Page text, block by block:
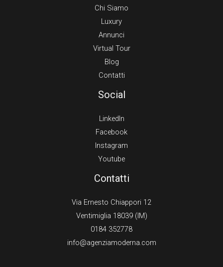
Chi Siamo
Luxury
Annunci
Virtual Tour
Blog
Contatti
Social
LinkedIn
Facebook
Instagram
Youtube
Contatti
Via Ernesto Chiappori 12
Ventimiglia 18039 (IM)
0184 352778
info@agenziamoderna.com